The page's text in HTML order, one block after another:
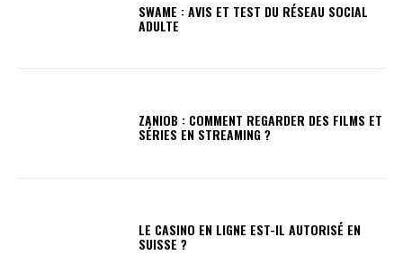
SWAME : AVIS ET TEST DU RÉSEAU SOCIAL
ADULTE
ZANIOB : COMMENT REGARDER DES FILMS ET
SÉRIES EN STREAMING ?
LE CASINO EN LIGNE EST-IL AUTORISÉ EN
SUISSE ?